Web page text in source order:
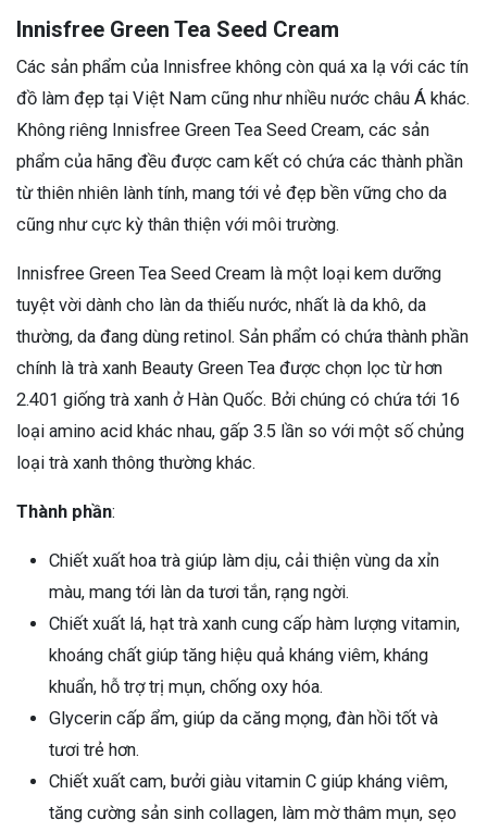
Innisfree Green Tea Seed Cream
Các sản phẩm của Innisfree không còn quá xa lạ với các tín
đồ làm đẹp tại Việt Nam cũng như nhiều nước châu Á khác.
Không riêng Innisfree Green Tea Seed Cream, các sản
phẩm của hãng đều được cam kết có chứa các thành phần
từ thiên nhiên lành tính, mang tới vẻ đẹp bền vững cho da
cũng như cực kỳ thân thiện với môi trường.
Innisfree Green Tea Seed Cream là một loại kem dưỡng
tuyệt vời dành cho làn da thiếu nước, nhất là da khô, da
thường, da đang dùng retinol. Sản phẩm có chứa thành phần
chính là trà xanh Beauty Green Tea được chọn lọc từ hơn
2.401 giống trà xanh ở Hàn Quốc. Bởi chúng có chứa tới 16
loại amino acid khác nhau, gấp 3.5 lần so với một số chủng
loại trà xanh thông thường khác.
Thành phần:
Chiết xuất hoa trà giúp làm dịu, cải thiện vùng da xỉn
màu, mang tới làn da tươi tắn, rạng ngời.
Chiết xuất lá, hạt trà xanh cung cấp hàm lượng vitamin,
khoáng chất giúp tăng hiệu quả kháng viêm, kháng
khuẩn, hỗ trợ trị mụn, chống oxy hóa.
Glycerin cấp ẩm, giúp da căng mọng, đàn hồi tốt và
tươi trẻ hơn.
Chiết xuất cam, bưởi giàu vitamin C giúp kháng viêm,
tăng cường sản sinh collagen, làm mờ thâm mụn, sẹo